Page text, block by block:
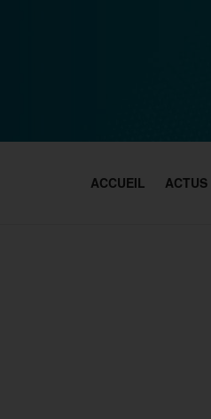
ACCUEIL ACTUS